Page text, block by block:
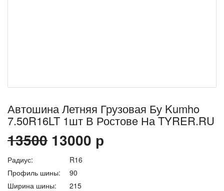
Автошина Летняя Грузовая Бу Kumho
7.50R16LT 1шт В Ростовe На TYRER.RU
13500 13000 р
Радиус:
R16
Профиль шины:
90
Ширина шины:
215